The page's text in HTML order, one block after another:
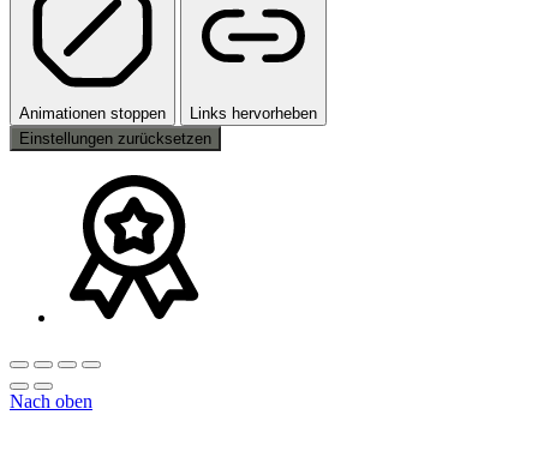
Animationen stoppen
Links hervorheben
Einstellungen zurücksetzen
Nach oben